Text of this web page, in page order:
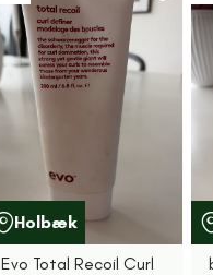
Holbæk
Evo Total Recoil Curl